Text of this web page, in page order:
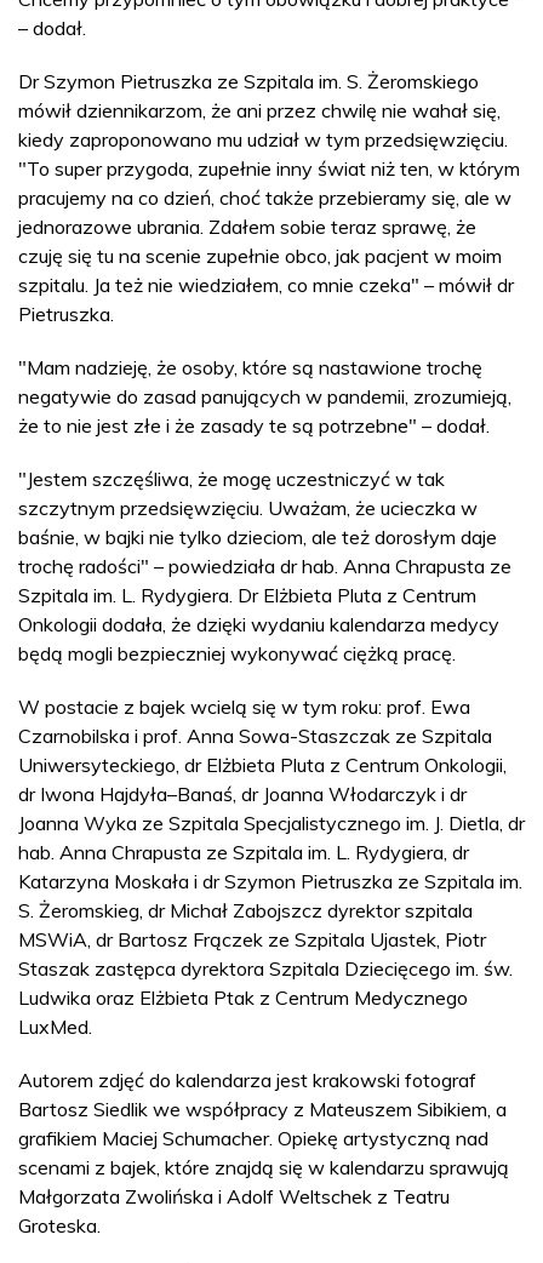
– dodał.
Dr Szymon Pietruszka ze Szpitala im. S. Żeromskiego
mówił dziennikarzom, że ani przez chwilę nie wahał się,
kiedy zaproponowano mu udział w tym przedsięwzięciu.
"To super przygoda, zupełnie inny świat niż ten, w którym
pracujemy na co dzień, choć także przebieramy się, ale w
jednorazowe ubrania. Zdałem sobie teraz sprawę, że
czuję się tu na scenie zupełnie obco, jak pacjent w moim
szpitalu. Ja też nie wiedziałem, co mnie czeka" – mówił dr
Pietruszka.
"Mam nadzieję, że osoby, które są nastawione trochę
negatywie do zasad panujących w pandemii, zrozumieją,
że to nie jest złe i że zasady te są potrzebne" – dodał.
"Jestem szczęśliwa, że mogę uczestniczyć w tak
szczytnym przedsięwzięciu. Uważam, że ucieczka w
baśnie, w bajki nie tylko dzieciom, ale też dorosłym daje
trochę radości" – powiedziała dr hab. Anna Chrapusta ze
Szpitala im. L. Rydygiera. Dr Elżbieta Pluta z Centrum
Onkologii dodała, że dzięki wydaniu kalendarza medycy
będą mogli bezpieczniej wykonywać ciężką pracę.
W postacie z bajek wcielą się w tym roku: prof. Ewa
Czarnobilska i prof. Anna Sowa-Staszczak ze Szpitala
Uniwersyteckiego, dr Elżbieta Pluta z Centrum Onkologii,
dr Iwona Hajdyła–Banaś, dr Joanna Włodarczyk i dr
Joanna Wyka ze Szpitala Specjalistycznego im. J. Dietla, dr
hab. Anna Chrapusta ze Szpitala im. L. Rydygiera, dr
Katarzyna Moskała i dr Szymon Pietruszka ze Szpitala im.
S. Żeromskieg, dr Michał Zabojszcz dyrektor szpitala
MSWiA, dr Bartosz Frączek ze Szpitala Ujastek, Piotr
Staszak zastępca dyrektora Szpitala Dziecięcego im. św.
Ludwika oraz Elżbieta Ptak z Centrum Medycznego
LuxMed.
Autorem zdjęć do kalendarza jest krakowski fotograf
Bartosz Siedlik we współpracy z Mateuszem Sibikiem, a
grafikiem Maciej Schumacher. Opiekę artystyczną nad
scenami z bajek, które znajdą się w kalendarzu sprawują
Małgorzata Zwolińska i Adolf Weltschek z Teatru
Groteska.